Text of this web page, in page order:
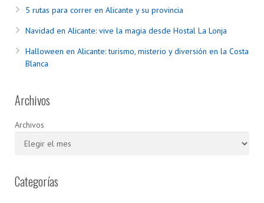
5 rutas para correr en Alicante y su provincia
Navidad en Alicante: vive la magia desde Hostal La Lonja
Halloween en Alicante: turismo, misterio y diversión en la Costa
Blanca
Archivos
Archivos
Categorías